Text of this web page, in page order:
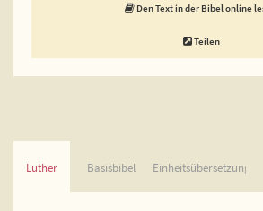
Den Text in der Bibel online
Teilen
Luther Basisbibel Einheitsübersetzung